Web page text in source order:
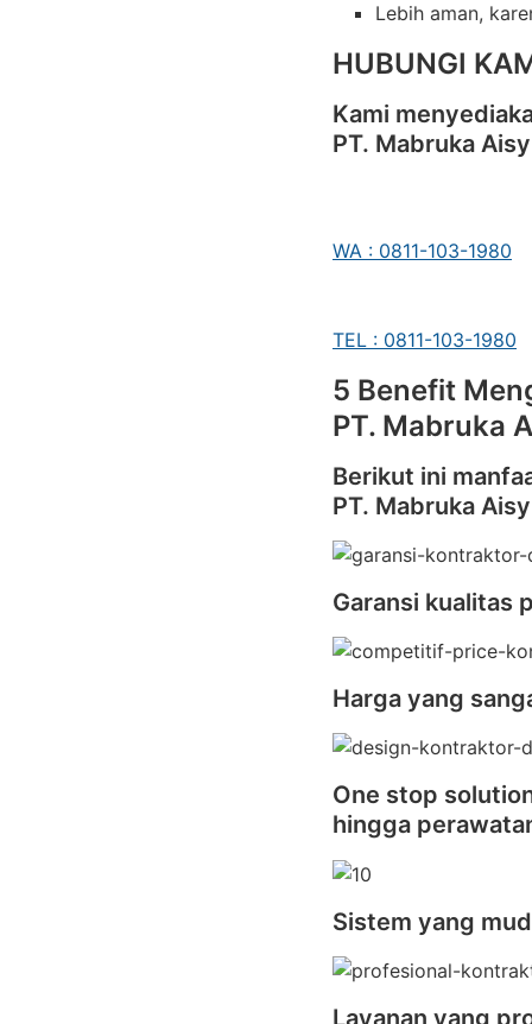
Lebih aman,
HUBUNGI
Kami
PT. Mabruka
WA : 0811-103-1980
TEL : 0811-103-1980
5 Benefit
PT. Mabruka
Berikut ini
PT. Mabruka
Garansi kualitas
Harga yang
One stop
hingga
Sistem yang
Layanan yang